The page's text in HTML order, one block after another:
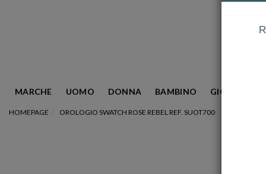
MARCHE UOMO DONNA BAMBINO GIOIELLERIA
HOMEPAGE OROLOGIO SWATCH ROSE REBEL REF. SUOT700